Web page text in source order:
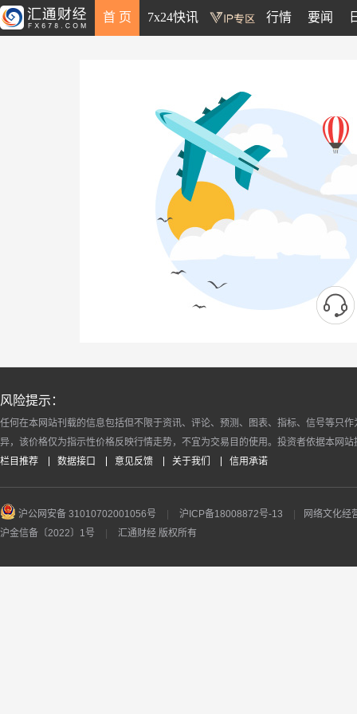
首 页 7x24快讯 行情 要闻
风险提示：
任何在本网站刊载的信息包括但不限于资讯、评论、预测、图表、指标、信号等只
异，该价格仅为指示性价格反映行情走势，不宜为交易目的使用。投资者依据本网
栏目推荐
数据接口 意见反馈 关于我们 信用承诺
沪公网安备 31010702001056号 沪ICP备18008872号-13
网络文化经
沪金信备〔2022〕1号
汇通财经 版权所有